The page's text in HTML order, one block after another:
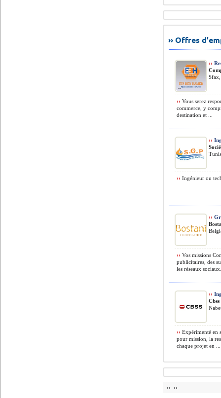
›› Offres
››
›› Vous serez
commerce, y
destination et ...
››
›› Ingénieur ou
››
›› Vos missions
publicitaires, des
les réseaux
››
Cbss
›› Expérimenté en
pour mission, la
chaque projet en ...
›› ››